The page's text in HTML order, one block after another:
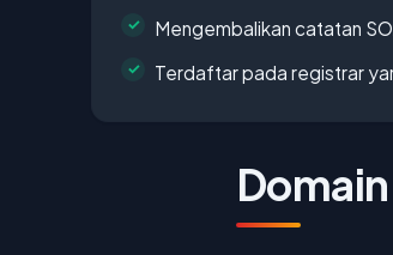
Mengembalikan catatan
Terdaftar pada registrar